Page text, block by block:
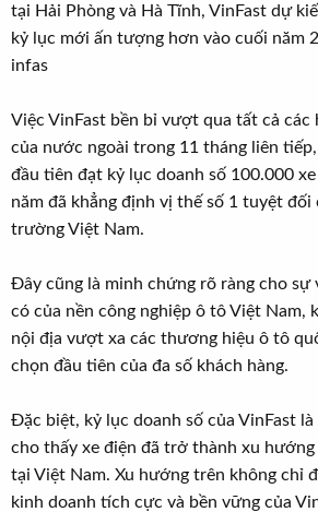
tại Hải Phòng và Hà Tĩnh, VinFast dự
kỷ lục mới ấn tượng hơn vào cuối năm
infas
Việc VinFast bền bỉ vượt qua tất cả các
của nước ngoài trong 11 tháng liên
đầu tiên đạt kỷ lục doanh số 100.000
năm đã khẳng định vị thế số 1 tuyệt đối
trường Việt Nam.
Đây cũng là minh chứng rõ ràng cho
có của nền công nghiệp ô tô Việt Nam,
nội địa vượt xa các thương hiệu ô tô
chọn đầu tiên của đa số khách hàng.
Đặc biệt, kỷ lục doanh số của VinFast
cho thấy xe điện đã trở thành xu
tại Việt Nam. Xu hướng trên không chỉ
kinh doanh tích cực và bền vững của